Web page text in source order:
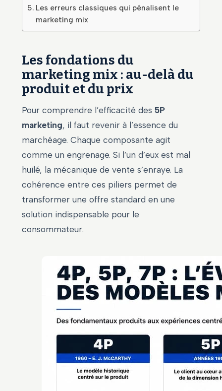
Les erreurs classiques qui pénalisent le
marketing mix
Les fondations du
marketing mix : au-delà du
produit et du prix
Pour comprendre l’efficacité des 5P
marketing, il faut revenir à l’essence du
marchéage. Chaque composante agit
comme un engrenage. Si l’un d’eux est mal
huilé, la mécanique de vente s’enraye. La
cohérence entre ces piliers permet de
transformer une offre standard en une
solution indispensable pour le
consommateur.